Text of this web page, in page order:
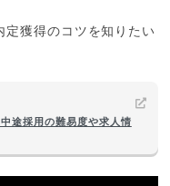
定獲得のコツを知りたい
途採用の難易度や求人情